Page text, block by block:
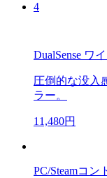
4
DualSense ワ
圧倒的な没入
ラー。
11,480円
PC/Steamコ